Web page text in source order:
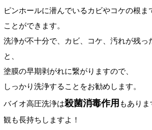
ピンホールに潜んでいるカビやコケの根ま
ことができます。
洗浄が不十分で、カビ、コケ、汚れが残っ
と、
塗膜の早期剥がれに繋がりますので、
しっかり洗浄することをお勧めします。
バイオ高圧洗浄は殺菌消毒作用 もあり
観も長持ちしますよ！